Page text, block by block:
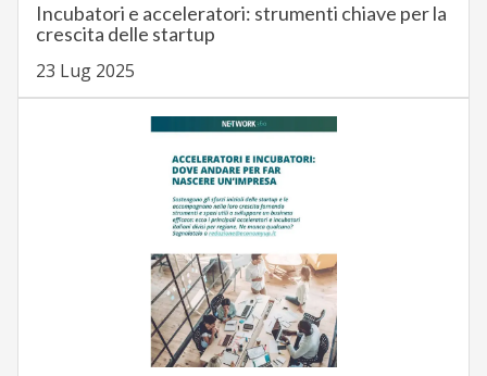
Incubatori e acceleratori: strumenti chiave per la
crescita delle startup
23 Lug 2025